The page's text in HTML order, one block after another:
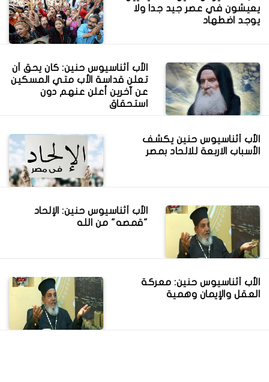
يعيشون في عصر جيد جدا ولا
يوجد اضطهاد
الأب أثناسيوس حنين: كان يحق أن
تعلن قداسة الأب متي المسكين
عن آخرين أعلن عنهم دون
استحقاق
الأب أثناسيوس حنين يكشف
الأسباب الاربعة للالحاد بمصر
الأب أثناسيوس حنين: الإلحاد
"قمصه" من الله
الأب أثناسيوس حنين: معركة
العقل والإيمان وهمية